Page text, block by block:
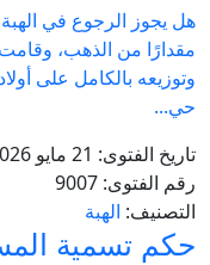
هل يجوز الرجوع في
مقدارًا من الذهب،
وتوزيعه بالكامل على
حي...
تاريخ الفتوى:
رقم الفتوى:
التصنيف: الهبة
حكم تسمية